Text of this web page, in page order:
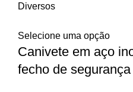
Diversos
Selecione uma opção
Canivete em aço
fecho de segurança